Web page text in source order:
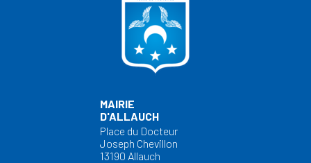
MAIRIE
D'ALLAUCH
Place du Docteur
Joseph Chevillon
13190 Allauch